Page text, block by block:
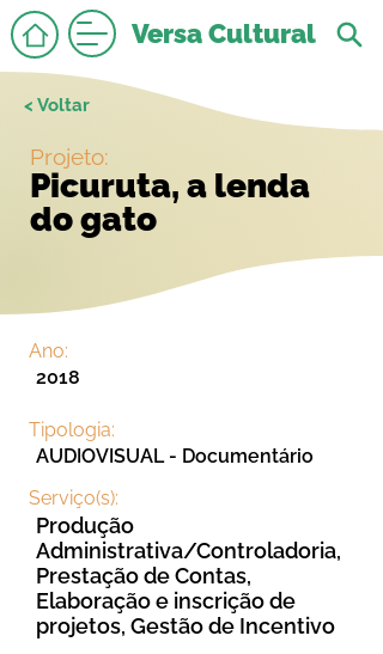
Versa Cultural
< Voltar
Projeto:
Picuruta, a lenda
do gato
Ano:
2018
Tipologia:
AUDIOVISUAL - Documentário
Serviço(s):
Produção
Administrativa/Controladoria,
Prestação de Contas,
Elaboração e inscrição de
projetos, Gestão de Incentivo